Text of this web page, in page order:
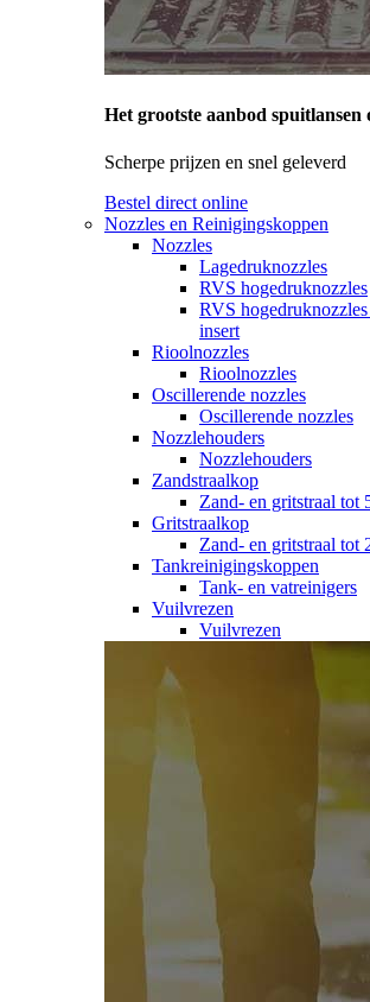
Het grootste aanbod spuitlansen
Scherpe prijzen en snel geleverd
Bestel direct online
Nozzles en Reinigingskoppen
Nozzles
Lagedruknozzles
RVS hogedruknozzles
RVS
insert
Rioolnozzles
Rioolnozzles
Oscillerende nozzles
Oscillerende nozzles
Nozzlehouders
Nozzlehouders
Zandstraalkop
Zand- en gritstraal tot
Gritstraalkop
Zand- en gritstraal tot
Tankreinigingskoppen
Tank- en vatreinigers
Vuilvrezen
Vuilvrezen